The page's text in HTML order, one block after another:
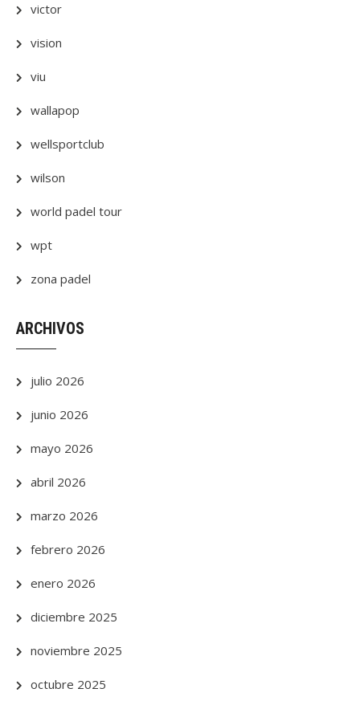
victor
vision
viu
wallapop
wellsportclub
wilson
world padel tour
wpt
zona padel
ARCHIVOS
julio 2026
junio 2026
mayo 2026
abril 2026
marzo 2026
febrero 2026
enero 2026
diciembre 2025
noviembre 2025
octubre 2025